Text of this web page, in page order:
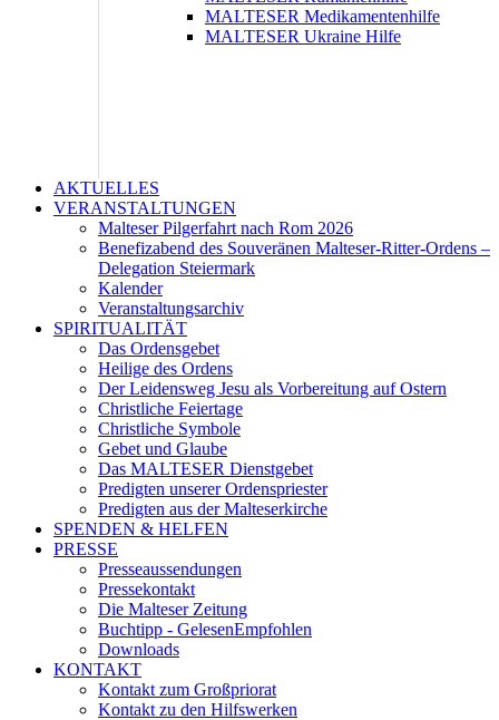
MALTESER Medikamentenhilfe
MALTESER Ukraine Hilfe
AKTUELLES
VERANSTALTUNGEN
Malteser Pilgerfahrt nach Rom 2026
Benefizabend des Souveränen Malteser-Ritter-Ordens –
Delegation Steiermark
Kalender
Veranstaltungsarchiv
SPIRITUALITÄT
Das Ordensgebet
Heilige des Ordens
Der Leidensweg Jesu als Vorbereitung auf Ostern
Christliche Feiertage
Christliche Symbole
Gebet und Glaube
Das MALTESER Dienstgebet
Predigten unserer Ordenspriester
Predigten aus der Malteserkirche
SPENDEN & HELFEN
PRESSE
Presseaussendungen
Pressekontakt
Die Malteser Zeitung
Buchtipp - GelesenEmpfohlen
Downloads
KONTAKT
Kontakt zum Großpriorat
Kontakt zu den Hilfswerken